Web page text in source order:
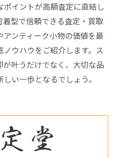
イントが高額査定に直結し
型で信頼できる査定・買取
ンティーク小物の価値を最
ウハウをご紹介します。ス
叶うだけでなく、大切な品
い一歩となるでしょう。